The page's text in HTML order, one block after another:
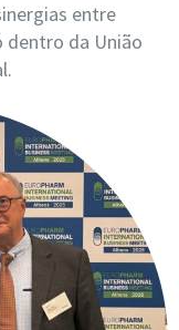
entre
dentro da União